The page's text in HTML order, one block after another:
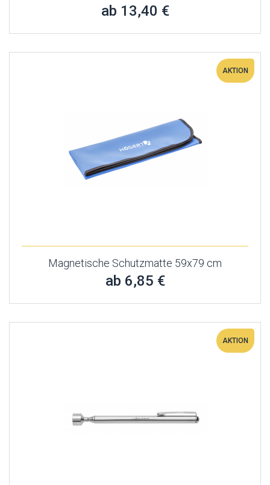
ab 13,40 €
AKTION
Magnetische Schutzmatte 59x79 cm
ab 6,85 €
AKTION